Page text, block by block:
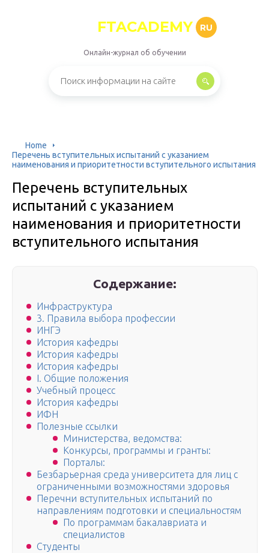
FTACADEMY RU
Онлайн-журнал об обучении
Home
Перечень вступительных испытаний с указанием
наименования и приоритетности вступительного испытания
Перечень вступительных
испытаний с указанием
наименования и приоритетности
вступительного испытания
Содержание:
Инфраструктура
3. Правила выбора профессии
ИНГЭ
История кафедры
История кафедры
История кафедры
I. Общие положения
Учебный процесс
История кафедры
ИФН
Полезные ссылки
Министерства, ведомства:
Конкурсы, программы и гранты:
Порталы:
Безбарьерная среда университета для лиц с
ограниченными возможностями здоровья
Перечни вступительных испытаний по
направлениям подготовки и специальностям
По программам бакалавриата и
специалистов
Студенты